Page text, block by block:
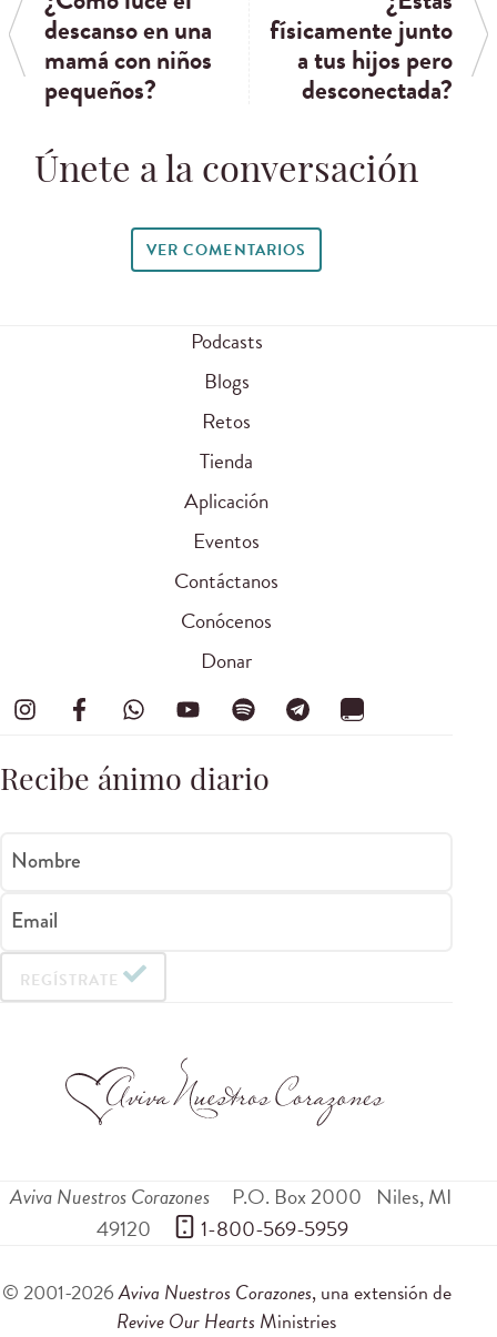
descanso en una
mamá con niños
pequeños?
físicamente junto
a tus hijos pero
desconectada?
Únete a la conversación
VER COMENTARIOS
Podcasts
Blogs
Retos
Tienda
Aplicación
Eventos
Contáctanos
Conócenos
Donar
Recibe ánimo diario
Nombre
Email
REGÍSTRATE
Aviva Nuestros Corazones P.O. Box 2000 Niles,MI
49120
1-800-569-5959
© 2001-2026Aviva Nuestros Corazones, una extensión de
Revive Our Hearts Ministries